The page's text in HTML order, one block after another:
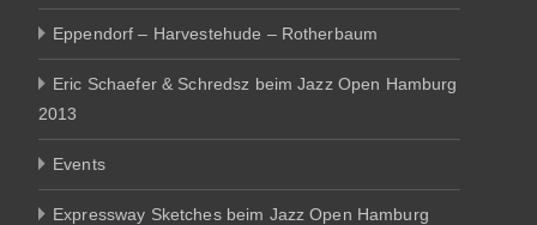
Eppendorf – Harvestehude – Rotherbaum
Eric Schaefer & Schredsz beim Jazz Open Hamburg
2013
Events
Expressway Sketches beim Jazz Open Hamburg